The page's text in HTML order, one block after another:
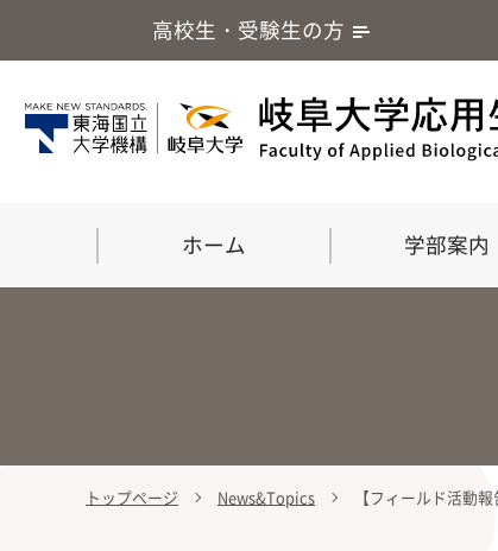
高校生・受験生の方
ホーム 学部案内
学部案内
応用生命化学科
大学院
留学・国際交流
トップページ News&Topics 【フィールド活動